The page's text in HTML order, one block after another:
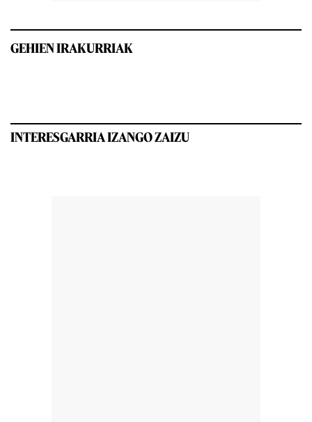
GEHIEN IRAKURRIAK
INTERESGARRIA IZANGO ZAIZU